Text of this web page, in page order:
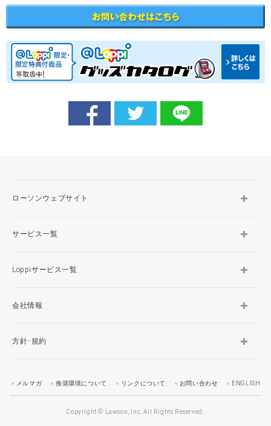
ローソンウェブサイト
サービス一覧
Loppiサービス一覧
会社情報
方針･規約
メルマガ 推奨環境について リンクについて お問い合わせ ENGLISH
Copyright © Lawson, Inc. All Rights Reserved.